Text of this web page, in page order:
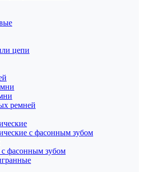
цепи
ремней
с фасонным зубом
фасонным зубом